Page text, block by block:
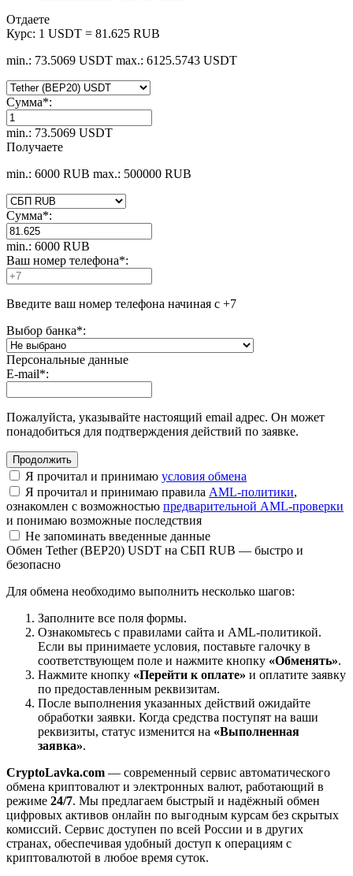
Отдаете
Курс: 1 USDT = 81.625 RUB
min.: 73.5069 USDT max.: 6125.5743 USDT
Сумма*:
min.: 73.5069 USDT
Получаете
min.: 6000 RUB max.: 500000 RUB
Сумма*:
min.: 6000 RUB
Ваш номер телефона*:
Введите ваш номер телефона начиная с +7
Выбор банка*:
Персональные данные
E-mail*:
Пожалуйста, указывайте настоящий email адрес. Он может
понадобиться для подтверждения действий по заявке.
Я прочитал и принимаю условия обмена
Я прочитал и принимаю правила AML-политики,
ознакомлен с возможностью предварительной AML-проверки
и понимаю возможные последствия
Не запоминать введенные данные
Обмен Tether (BEP20) USDT на СБП RUB — быстро и
безопасно
Для обмена необходимо выполнить несколько шагов:
Заполните все поля формы.
Ознакомьтесь с правилами сайта и AML-политикой.
Если вы принимаете условия, поставьте галочку в
соответствующем поле и нажмите кнопку «Обменять».
Нажмите кнопку «Перейти к оплате» и оплатите заявку
по предоставленным реквизитам.
После выполнения указанных действий ожидайте
обработки заявки. Когда средства поступят на ваши
реквизиты, статус изменится на «Выполненная
заявка».
CryptoLavka.com — современный сервис автоматического
обмена криптовалют и электронных валют, работающий в
режиме 24/7. Мы предлагаем быстрый и надёжный обмен
цифровых активов онлайн по выгодным курсам без скрытых
комиссий. Сервис доступен по всей России и в других
странах, обеспечивая удобный доступ к операциям с
криптовалютой в любое время суток.